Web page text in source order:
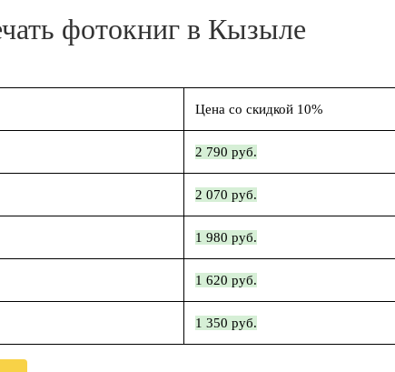
фотокниг в Кызыле
Цена со скидкой 10%
2 790 руб.
2 070 руб.
1 980 руб.
1 620 руб.
1 350 руб.